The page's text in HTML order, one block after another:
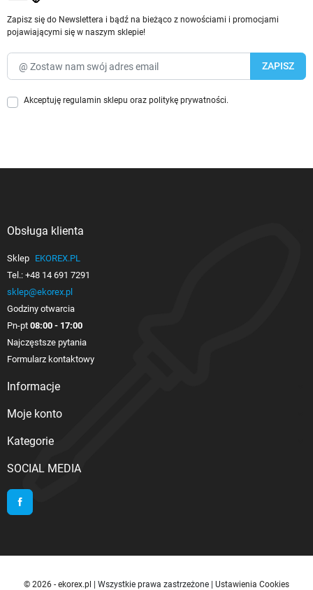
Zapisz się do Newslettera i bądź na bieżąco z nowościami i promocjami
pojawiającymi się w naszym sklepie!
Akceptuję regulamin sklepu oraz politykę prywatności.
Obsługa klienta
Sklep EKOREX.PL
Tel.: +48 14 691 7291
sklep@ekorex.pl
Godziny otwarcia
Pn-pt 08:00 - 17:00
Najczęstsze pytania
Formularz kontaktowy
Informacje
Moje konto
Kategorie
SOCIAL MEDIA
Facebook
© 2026 - ekorex.pl | Wszystkie prawa zastrzeżone | Ustawienia Cookies